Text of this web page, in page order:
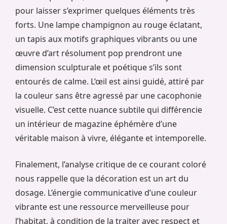
pour laisser s’exprimer quelques éléments très
forts. Une lampe champignon au rouge éclatant,
un tapis aux motifs graphiques vibrants ou une
œuvre d’art résolument pop prendront une
dimension sculpturale et poétique s’ils sont
entourés de calme. L’œil est ainsi guidé, attiré par
la couleur sans être agressé par une cacophonie
visuelle. C’est cette nuance subtile qui différencie
un intérieur de magazine éphémère d’une
véritable maison à vivre, élégante et intemporelle.
Finalement, l’analyse critique de ce courant coloré
nous rappelle que la décoration est un art du
dosage. L’énergie communicative d’une couleur
vibrante est une ressource merveilleuse pour
l’habitat, à condition de la traiter avec respect et